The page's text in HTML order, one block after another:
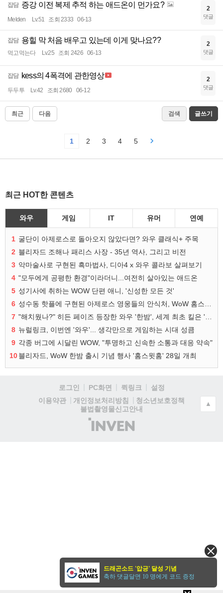
잡담 증강 이전 복제 추적 하는 애드온이 먼가요?
Melden Lv.51 조회 2333 06-13
2
댓글
잡담 용힐 막 처음 배우고 있는데 이게 맞나요??
먹고먹는다 Lv.25 조회 2426 06-13
2
댓글
잡담 kess의 4폭격에 관한영상
두두투 Lv.42 조회 2680 06-12
2
댓글
최근 다음 검색 글쓰기
1 2 3 4 5
최근 HOT한 콘텐츠
와우 게임 IT 유머 연예
1 굴단이 아제로스로 돌아오지 않았다면? 와우 클래식+ 주목
2 블리자드 조해나 패리스 사장 - 35년 역사, 그리고 비전
3 악마술사로 구현된 흑마법사, 디아4 x 와우 콜라보 살펴보기
4 "모두에게 공평한 환경"이라더니...여전히 살아있는 애드온
5 성기사에 취하는 WOW 단편 애니, '신성한 모든 것'
6
7
8 뉴럴링크, 이번엔 '와우'... 생각만으로 게임하는 시대 성큼
9 각종 버그에 시달린 WOW, "투명하고 신속한 소통과 대응 약속"
10블리자드, WoW 한밤 출시 기념 행사 '홈스윗홈' 28일 개최
로그인 PC화면 퀵링크
설정
이용약관
개인정보처리방침
청소년보호정책
불법촬영물신고안내
(주)
인
▲
드래곤소드 '압긍' 달성 기념
축하 댓글달면 10 명에게 코드 증정